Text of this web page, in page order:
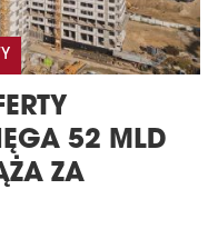
52 MLD
ZA